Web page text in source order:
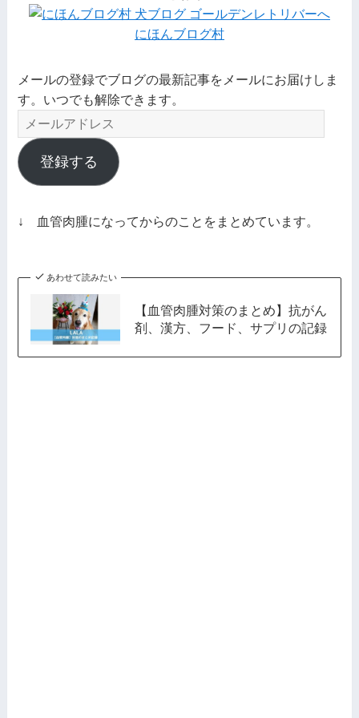
にほんブログ村
メールの登録でブログの最新記事をメールにお届けしま
す。いつでも解除できます。
メ
ー
ル
ア
レ
登録する
↓ 血管肉腫になってからのことをまとめています。
あわせて読みたい
【血管肉腫対策のまとめ】抗がん
剤、漢方、フード、サプリの記録